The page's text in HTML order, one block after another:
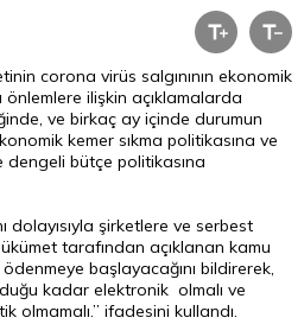
corona virüs salgınının ekonomik
önlemlere ilişkin açıklamalarda
ve birkaç ay içinde durumun
kemer sıkma politikasına ve
dengeli bütçe politikasına
dolayısıyla şirketlere ve serbest
tarafından açıklanan kamu
başlayacağını bildirerek,
kadar elektronik olmalı ve
olmamalı.” ifadesini kullandı.